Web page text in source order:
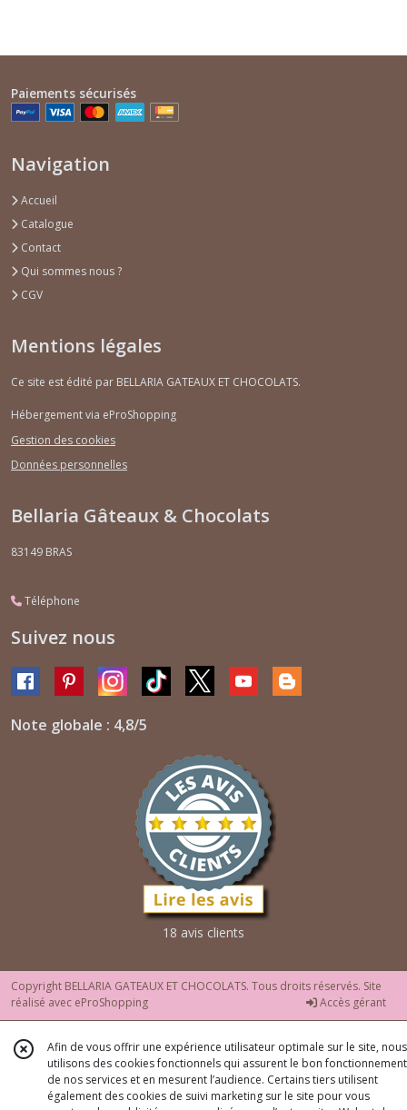
Paiements sécurisés
Navigation
Accueil
Catalogue
Contact
Qui sommes nous ?
CGV
Mentions légales
Ce site est édité par BELLARIA GATEAUX ET CHOCOLATS.
Hébergement via eProShopping
Gestion des cookies
Données personnelles
Bellaria Gâteaux & Chocolats
83149 BRAS
Téléphone
Suivez nous
Note globale : 4,8/5
18 avis clients
Copyright BELLARIA GATEAUX ET CHOCOLATS. Tous droits réservés. Site
réalisé avec eProShopping Accès gérant
Afin de vous offrir une expérience utilisateur optimale sur le site, nous
utilisons des cookies fonctionnels qui assurent le bon fonctionnement
de nos services et en mesurent l’audience. Certains tiers utilisent
également des cookies de suivi marketing sur le site pour vous